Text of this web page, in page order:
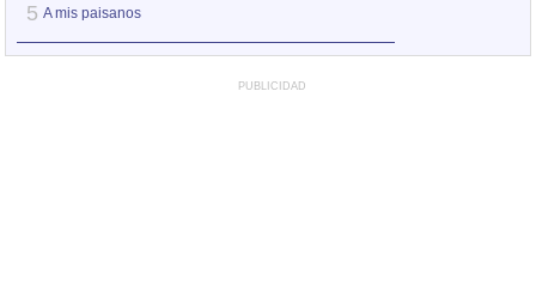
5 A mis paisanos
PUBLICIDAD